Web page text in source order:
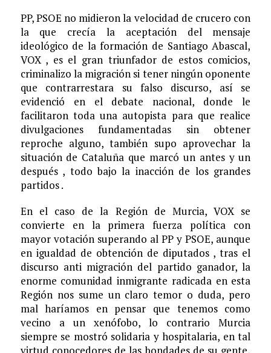
PP, PSOE no midieron la velocidad de crucero con
la que crecía la aceptación del mensaje
ideológico de la formación de Santiago Abascal,
VOX , es el gran triunfador de estos comicios,
criminalizo la migración si tener ningún oponente
que contrarrestara su falso discurso, así se
evidenció en el debate nacional, donde le
facilitaron toda una autopista para que realice
divulgaciones fundamentadas sin obtener
reproche alguno, también supo aprovechar la
situación de Cataluña que marcó un antes y un
después , todo bajo la inacción de los grandes
partidos .
En el caso de la Región de Murcia, VOX se
convierte en la primera fuerza política con
mayor votación superando al PP y PSOE, aunque
en igualdad de obtención de diputados , tras el
discurso anti migración del partido ganador, la
enorme comunidad inmigrante radicada en esta
Región nos sume un claro temor o duda, pero
mal haríamos en pensar que tenemos como
vecino a un xenófobo, lo contrario Murcia
siempre se mostró solidaria y hospitalaria, en tal